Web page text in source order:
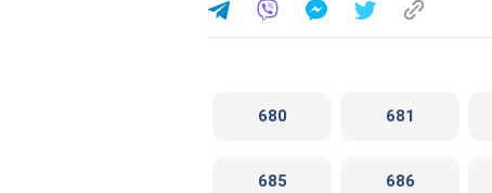
680 681
685 686